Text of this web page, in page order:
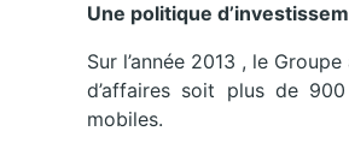
Une politique
Sur l’année 2013 , le
d’affaires soit plus de
mobiles.